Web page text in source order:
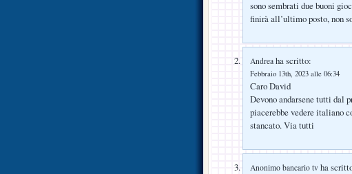
sono sembrati due buoni
finirà all’ultimo posto, non
Andrea ha scritto:
Febbraio 13th, 2023 alle 06:34
Caro David
Devono andarsene tutti dal
piacerebbe vedere italiano
stancato. Via tutti
Anonimo bancario tv ha